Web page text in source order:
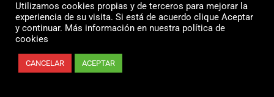
© 2026 Motos Cano Sport | Sitio web creado y mantenido por Unika web
Utilizamos cookies propias y de terceros para mejorar la
experiencia de su visita. Si está de acuerdo clique Aceptar
y continuar. Más información en nuestra política de
cookies
CANCELAR ACEPTAR